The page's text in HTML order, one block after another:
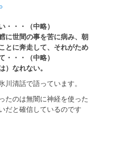
・・・（中略）
に世間の事を苦に病み、朝
とに奔走して、それがため
・・・（中略）
）なれない。
川清話で語っています。
たのは無闇に神経を使った
だと確信しているのです